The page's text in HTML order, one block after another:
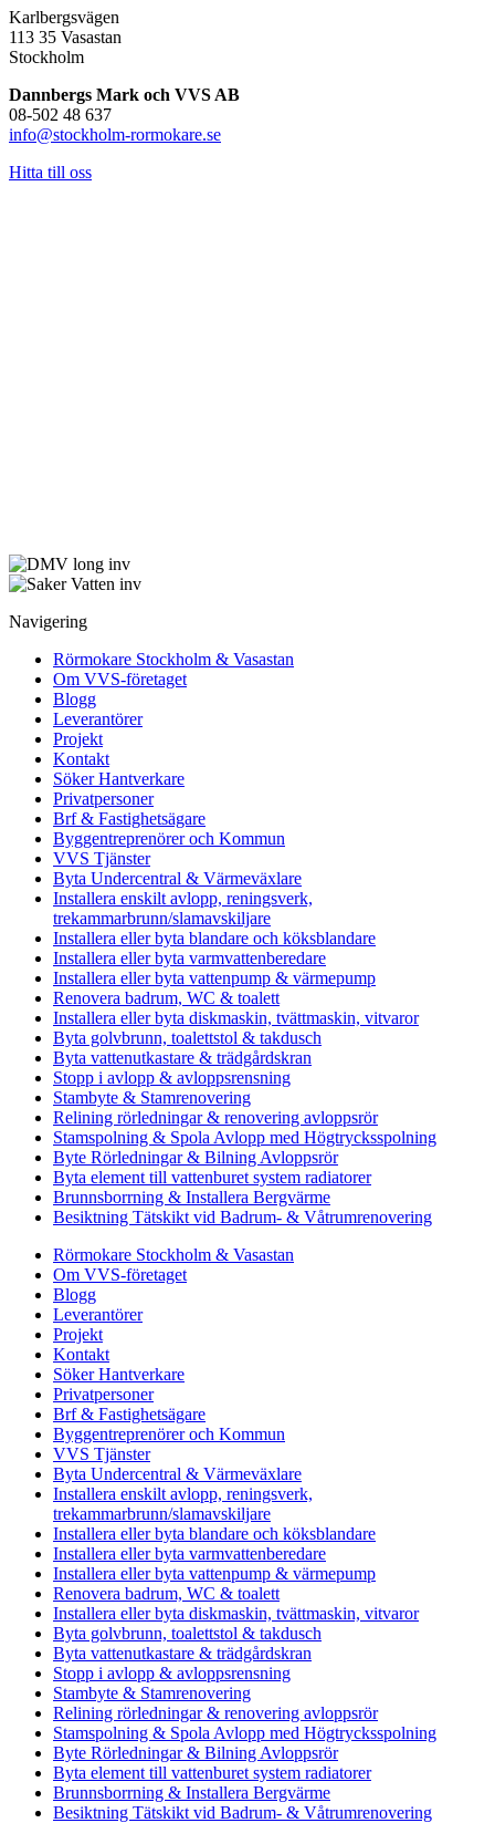
Karlbergsvägen
113 35 Vasastan
Stockholm
Dannbergs Mark och VVS AB
08-502 48 637
info@stockholm-rormokare.se
Hitta till oss
Navigering
Rörmokare Stockholm & Vasastan
Om VVS-företaget
Blogg
Leverantörer
Projekt
Kontakt
Söker Hantverkare
Privatpersoner
Brf & Fastighetsägare
Byggentreprenörer och Kommun
VVS Tjänster
Byta Undercentral & Värmeväxlare
Installera enskilt avlopp, reningsverk,
trekammarbrunn/slamavskiljare
Installera eller byta blandare och köksblandare
Installera eller byta varmvattenberedare
Installera eller byta vattenpump & värmepump
Renovera badrum, WC & toalett
Installera eller byta diskmaskin, tvättmaskin, vitvaror
Byta golvbrunn, toalettstol & takdusch
Byta vattenutkastare & trädgårdskran
Stopp i avlopp & avloppsrensning
Stambyte & Stamrenovering
Relining rörledningar & renovering avloppsrör
Stamspolning & Spola Avlopp med Högtrycksspolning
Byte Rörledningar & Bilning Avloppsrör
Byta element till vattenburet system radiatorer
Brunnsborrning & Installera Bergvärme
Besiktning Tätskikt vid Badrum- & Våtrumrenovering
Rörmokare Stockholm & Vasastan
Om VVS-företaget
Blogg
Leverantörer
Projekt
Kontakt
Söker Hantverkare
Privatpersoner
Brf & Fastighetsägare
Byggentreprenörer och Kommun
VVS Tjänster
Byta Undercentral & Värmeväxlare
Installera enskilt avlopp, reningsverk,
trekammarbrunn/slamavskiljare
Installera eller byta blandare och köksblandare
Installera eller byta varmvattenberedare
Installera eller byta vattenpump & värmepump
Renovera badrum, WC & toalett
Installera eller byta diskmaskin, tvättmaskin, vitvaror
Byta golvbrunn, toalettstol & takdusch
Byta vattenutkastare & trädgårdskran
Stopp i avlopp & avloppsrensning
Stambyte & Stamrenovering
Relining rörledningar & renovering avloppsrör
Stamspolning & Spola Avlopp med Högtrycksspolning
Byte Rörledningar & Bilning Avloppsrör
Byta element till vattenburet system radiatorer
Brunnsborrning & Installera Bergvärme
Besiktning Tätskikt vid Badrum- & Våtrumrenovering